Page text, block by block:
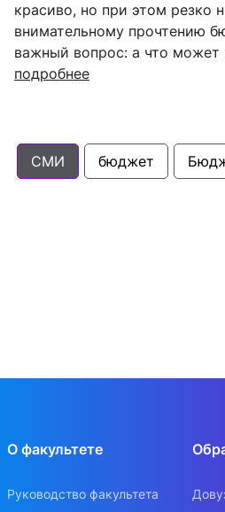
красиво, но при этом резко
внимательному прочтению
важный вопрос: а что может
подробнее
СМИ бюджет
О факультете
Руководство факультета